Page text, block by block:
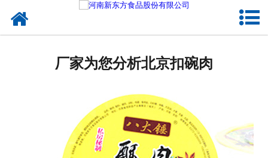
新闻资讯
关于新东方
厂家为您分析北京扣碗肉